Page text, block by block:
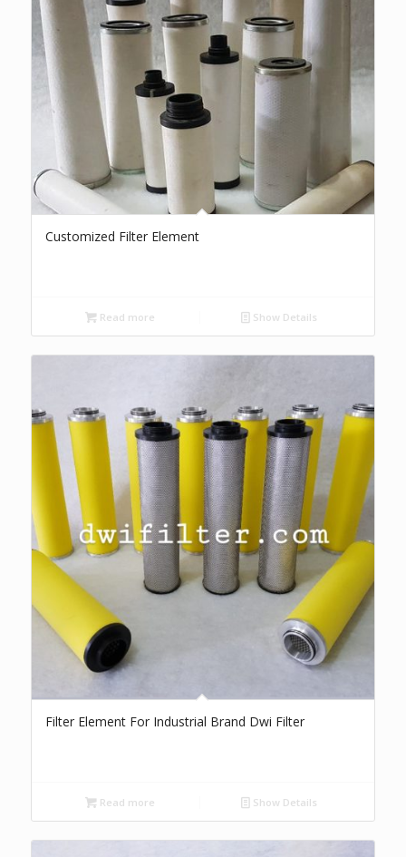
Customized Filter Element
Read more Show Details
Filter Element For Industrial Brand Dwi Filter
Read more Show Details